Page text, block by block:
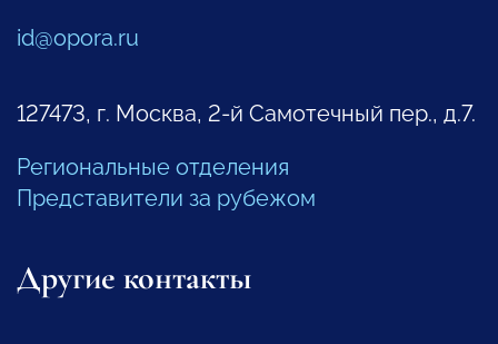
id@opora.ru
127473, г. Москва, 2-й Самотечный пер., д.7.
Региональные отделения
Представители за рубежом
Другие контакты